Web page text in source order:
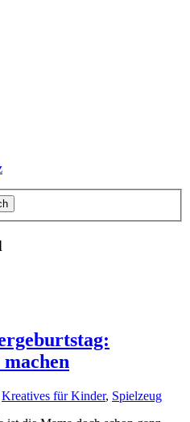
Kreatives für Kinder, Spielzeug